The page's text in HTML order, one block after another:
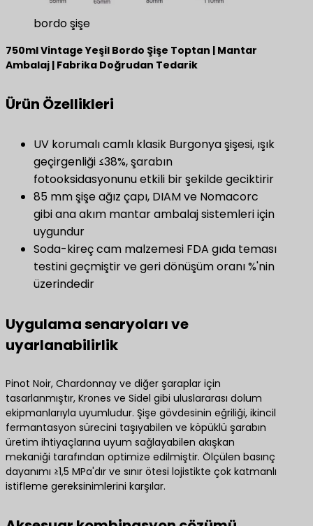
bordo şişe
750ml Vintage Yeşil Bordo Şişe Toptan | Mantar
Ambalaj | Fabrika Doğrudan Tedarik
​Ürün Özellikleri​
UV korumalı camlı klasik Burgonya şişesi, ışık
geçirgenliği ≤38%, şarabın
fotooksidasyonunu etkili bir şekilde geciktirir
85 mm şişe ağız çapı, DIAM ve Nomacorc
gibi ana akım mantar ambalaj sistemleri için
uygundur
Soda-kireç cam malzemesi FDA gıda teması
testini geçmiştir ve geri dönüşüm oranı %'nin
üzerindedir
Uygulama senaryoları ve
uyarlanabilirlik
Pinot Noir, Chardonnay ve diğer şaraplar için
tasarlanmıştır, Krones ve Sidel gibi uluslararası dolum
ekipmanlarıyla uyumludur. Şişe gövdesinin eğriliği, ikincil
fermantasyon sürecini taşıyabilen ve köpüklü şarabın
üretim ihtiyaçlarına uyum sağlayabilen akışkan
mekaniği tarafından optimize edilmiştir. Ölçülen basınç
dayanımı ≥1,5 MPa'dır ve sınır ötesi lojistikte çok katmanlı
istifleme gereksinimlerini karşılar.